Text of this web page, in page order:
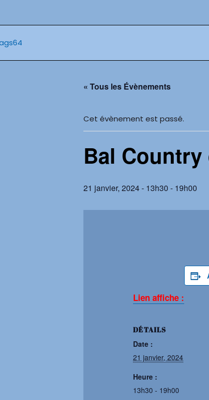
« Tous les Évènements
Cet évènement est passé.
Bal Country
21 janvier, 2024 - 13h30 - 19h00
Lien affiche :
DÉTAILS
Date :
21 janvier, 2024
Heure :
13h30 - 19h00